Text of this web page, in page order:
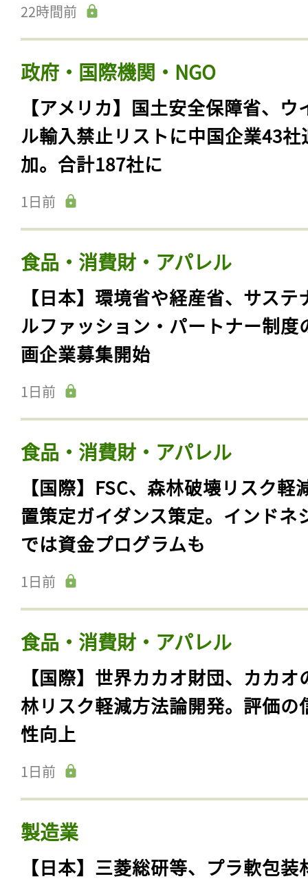
22時間前
政府・国際機関・NGO
【アメリカ】国土安全保障省、ウ
ル輸入禁止リストに中国企業43社
加。合計187社に
1日前
食品・消費財・アパレル
【日本】環境省や経産省、サステ
ルファッション・パートナー制度
画企業募集開始
1日前
食品・消費財・アパレル
【国際】FSC、森林破壊リスク軽
置策定ガイダンス策定。インドネ
では資金プログラムも
1日前
食品・消費財・アパレル
【国際】世界カカオ財団、カカオ
林リスク軽減方法論開発。評価の
性向上
1日前
製造業
【日本】三菱総研等、プラ軟包装